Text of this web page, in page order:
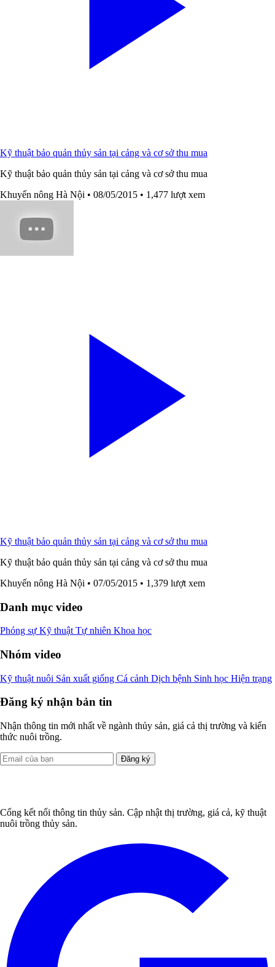
Kỹ thuật bảo quản thủy sản tại cảng và cơ sở thu mua
Kỹ thuật bảo quản thủy sản tại cảng và cơ sở thu mua
Khuyến nông Hà Nội • 08/05/2015 • 1,477 lượt xem
Kỹ thuật bảo quản thủy sản tại cảng và cơ sở thu mua
Kỹ thuật bảo quản thủy sản tại cảng và cơ sở thu mua
Khuyến nông Hà Nội • 07/05/2015 • 1,379 lượt xem
Danh mục video
Phóng sự Kỹ thuật Tự nhiên Khoa học
Nhóm video
Kỹ thuật nuôi Sản xuất giống Cá cảnh Dịch bệnh Sinh học Hiện trạng
Đăng ký nhận bản tin
Nhận thông tin mới nhất về ngành thủy sản, giá cả thị trường và kiến
thức nuôi trồng.
Đăng ký
Cổng kết nối thông tin thủy sản. Cập nhật thị trường, giá cả, kỹ thuật
nuôi trồng thủy sản.